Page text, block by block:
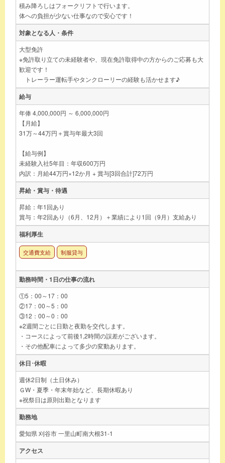
積み降ろしはフォークリフトで行います。
体への負担が少ない仕事なので安心です！
対象となる人・条件
大型免許
※免許取り立ての未経験者や、現在免許取得中の方からのご応募も大
歓迎です！
トレーラー運転手やタンクローリーの経験も活かせます♪
給与
年俸 4,000,000円 ～ 6,000,000円
【月給】
31万～44万円＋賞与年最大3回
【給与例】
未経験入社5年目：年収600万円
内訳：月給44万円×12か月 + 賞与[3回合計]72万円
昇給・賞与・待遇
昇給：年1回あり
賞与：年2回あり（6月、12月）＋業績により1回（9月）支給あり
福利厚生
交通費支給 制服貸与
勤務時間・1日の仕事の流れ
①5：00～17：00
②17：00～5：00
③12：00～0：00
※2週間ごとに日勤と夜勤を交代します。
・コースによって前後1,2時間の誤差がございます。
・その他配車によって多少の変動あります。
休日･休暇
週休2日制（土日休み）
ＧW・夏季・年末年始など、長期休暇あり
※祝祭日は原則出勤となります
勤務地
愛知県 刈谷市 一里山町南大根31-1
アクセス